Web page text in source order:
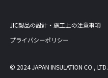
JIC製品の設計・施工上の注意事項
プライバシーポリシー
©︎ 2024 JAPAN INSULATION CO., LTD.